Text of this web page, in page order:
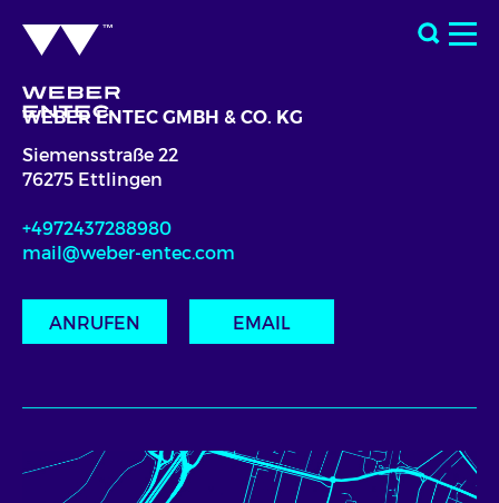
WEBER ENTEC GMBH & CO. KG
Siemensstraße 22
76275 Ettlingen
+4972437288980
mail@weber-entec.com
ANRUFEN EMAIL